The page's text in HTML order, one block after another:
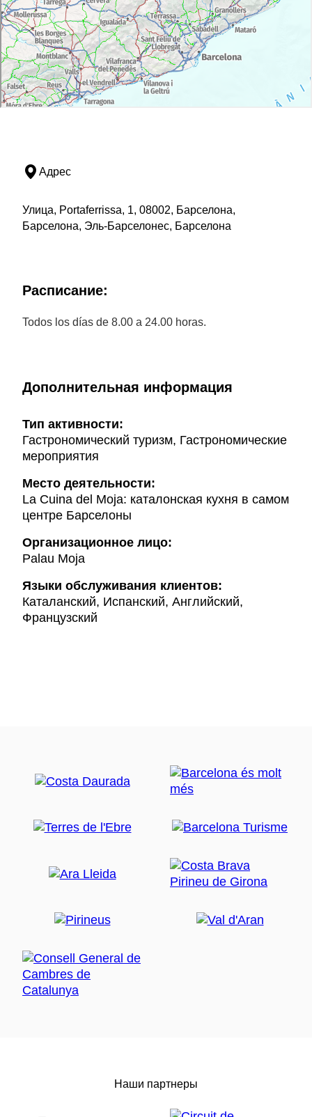
Адрес
Улица, Portaferrissa, 1, 08002, Барселона,
Барселона, Эль-Барселонес, Барселона
Расписание:
Todos los días de 8.00 a 24.00 horas.
Дополнительная информация
Тип активности:
Гастрономический туризм, Гастрономические
мероприятия
Mесто деятельности:
La Cuina del Moja: каталонская кухня в самом
центре Барселоны
Организационное лицо:
Palau Moja
Языки обслуживания клиентов:
Каталанский, Испанский, Английский,
Французский
Наши партнеры